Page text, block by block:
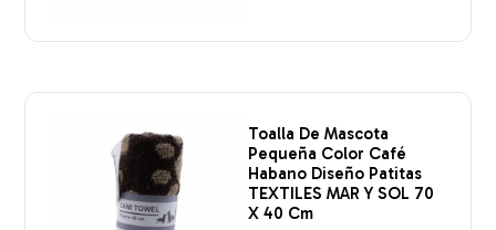
Toalla De Mascota
Pequeña Color Café
Habano Diseño Patitas
TEXTILES MAR Y SOL 70
X 40 Cm